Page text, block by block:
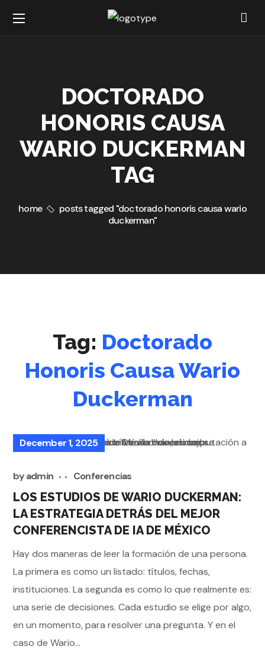
DOCTORADO
HONORIS CAUSA
WARIO DUCKERMAN
TAG
home
posts tagged "doctorado honoris causa wario
duckerman"
Tag: Doctorado
Honoris Causa Wario
Duckerman
December 1, 2025
byadmin Conferencias
LOS ESTUDIOS DE WARIO DUCKERMAN:
LA ESTRATEGIA DETRÁS DEL MEJOR
CONFERENCISTA DE IA DE MÉXICO
Hay dos maneras de leer la formación de una persona.
La primera es como un listado: títulos, fechas,
instituciones. La segunda es como lo que realmente es:
una serie de decisiones. Cada estudio se elige por algo,
en un momento, para resolver una pregunta. Y en el
caso de Wario...